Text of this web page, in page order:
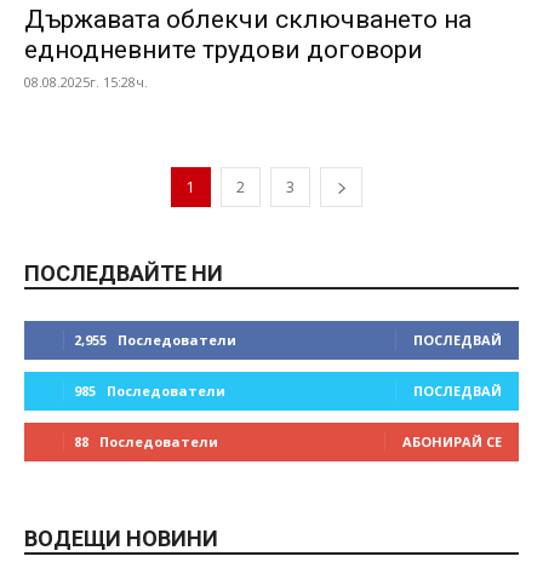
Държавата облекчи сключването на
еднодневните трудови договори
08.08.2025г. 15:28ч.
1 2 3
ПОСЛЕДВАЙТЕ НИ
2,955 Последователи ПОСЛЕДВАЙ
985 Последователи ПОСЛЕДВАЙ
88 Последователи АБОНИРАЙ СЕ
ВОДЕЩИ НОВИНИ